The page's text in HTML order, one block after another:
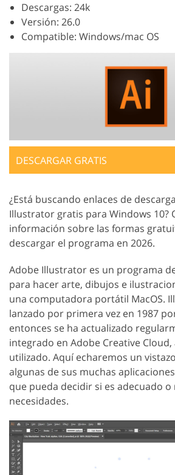
Descargas: 24k
Versión: 26.0
Compatible: Windows/mac OS
DESCARGAR GRATIS
¿Está buscando enlaces de
Illustrator gratis para Windows 10?
información sobre las formas
descargar el programa en 2026.
Adobe Illustrator es un programa
para hacer arte, dibujos e
una computadora portátil MacOS.
lanzado por primera vez en 1987
entonces se ha actualizado
integrado en Adobe Creative
utilizado. Aquí echaremos un
algunas de sus muchas
que pueda decidir si es adecuado o
necesidades.